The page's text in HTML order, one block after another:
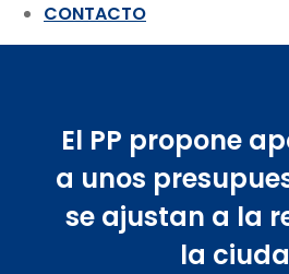
CONTACTO
El PP propone
a unos
se ajustan a la
la